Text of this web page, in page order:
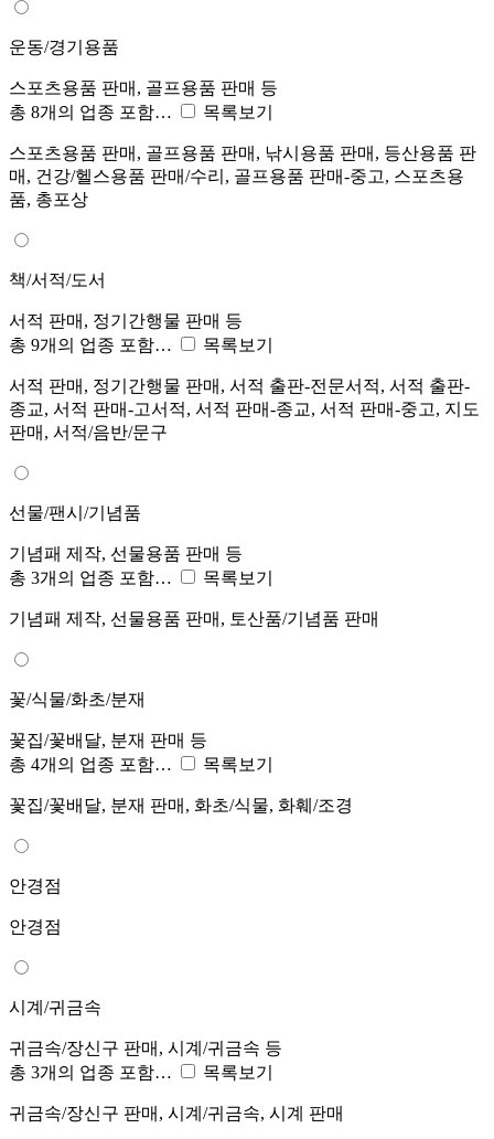
운동/경기용품
스포츠용품 판매, 골프용품 판매 등
총 8개의 업종 포함…
목록보기
스포츠용품 판매, 골프용품 판매, 낚시용품 판매, 등산용품 판
매, 건강/헬스용품 판매/수리, 골프용품 판매-중고, 스포츠용
품, 총포상
책/서적/도서
서적 판매, 정기간행물 판매 등
총 9개의 업종 포함…
목록보기
서적 판매, 정기간행물 판매, 서적 출판-전문서적, 서적 출판-
종교, 서적 판매-고서적, 서적 판매-종교, 서적 판매-중고, 지도
판매, 서적/음반/문구
선물/팬시/기념품
기념패 제작, 선물용품 판매 등
총 3개의 업종 포함…
목록보기
기념패 제작, 선물용품 판매, 토산품/기념품 판매
꽃/식물/화초/분재
꽃집/꽃배달, 분재 판매 등
총 4개의 업종 포함…
목록보기
꽃집/꽃배달, 분재 판매, 화초/식물, 화훼/조경
안경점
안경점
시계/귀금속
귀금속/장신구 판매, 시계/귀금속 등
총 3개의 업종 포함…
목록보기
귀금속/장신구 판매, 시계/귀금속, 시계 판매